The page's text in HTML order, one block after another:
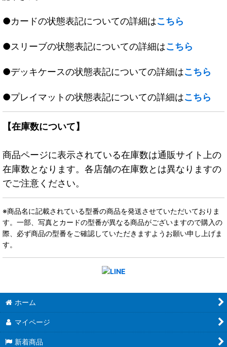
●カードの状態表記についての詳細はこちら
●スリーブの状態表記についての詳細はこちら
●デッキケースの状態表記についての詳細はこちら
●プレイマットの状態表記についての詳細はこちら
【在庫数について】
商品ページに表示されている在庫数は通販サイト上の
在庫数となります。各店舗の在庫数とは異なりますの
でご注意ください。
※商品名に記載されている型番の商品を発送させていただいておりま
す。一部、写真とカードの型番が異なる商品がございますので購入の
際、必ず商品の型番をご確認していただきますようお願い申し上げま
す。
ホーム
マイページ
新着商品